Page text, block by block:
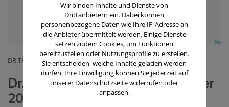
DR.THEISS NATURWAREN OESTERREICH GMBH
Dr. Theiss Olivenöl Gesichtswasser
200ml
Wir binden Inhalte und Dienste von
Drittanbietern ein. Dabei können
personenbezogene Daten wie Ihre IP-Adresse an
die Anbieter übermittelt werden. Einige Dienste
setzen zudem Cookies, um Funktionen
bereitzustellen oder Nutzungsprofile zu erstellen.
Sie entscheiden, welche Inhalte geladen werden
dürfen. Ihre Einwilligung können Sie jederzeit auf
unserer Datenschutzseite widerrufen oder
anpassen.